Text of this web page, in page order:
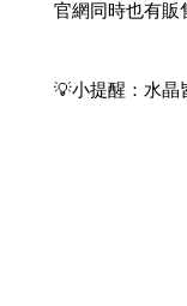
官網同時也有販
💡小提醒：水晶